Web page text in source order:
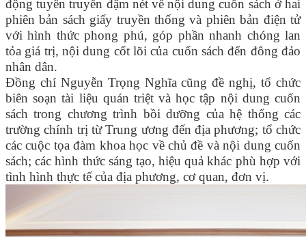
động tuyên truyền đậm nét về nội dung cuốn sách ở hai
phiên bản sách giấy truyền thống và phiên bản điện tử
với hình thức phong phú, góp phần nhanh chóng lan
tỏa giá trị, nội dung cốt lõi của cuốn sách đến đông đảo
nhân dân.
Đồng chí Nguyễn Trọng Nghĩa cũng đề nghị, tổ chức
biên soạn tài liệu quán triệt và học tập nội dung cuốn
sách trong chương trình bồi dưỡng của hệ thống các
trường chính trị từ Trung ương đến địa phương; tổ chức
các cuộc tọa đàm khoa học về chủ đề và nội dung cuốn
sách; các hình thức sáng tạo, hiệu quả khác phù hợp với
tình hình thực tế của địa phương, cơ quan, đơn vị.